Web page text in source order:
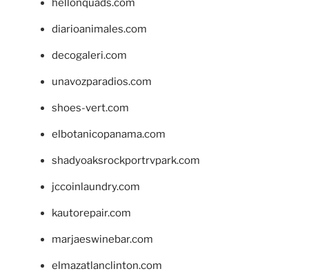
hellonquads.com
diarioanimales.com
decogaleri.com
unavozparadios.com
shoes-vert.com
elbotanicopanama.com
shadyoaksrockportrvpark.com
jccoinlaundry.com
kautorepair.com
marjaeswinebar.com
elmazatlanclinton.com